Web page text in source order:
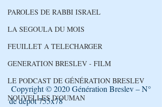
PAROLES DE RABBI ISRAEL
LA SEGOULA DU MOIS
FEUILLET A TELECHARGER
GENERATION BRESLEV - FILM
LE PODCAST DE GÉNÉRATION BRESLEV
NOUVELLES D'OUMAN
de dépôt 755x78